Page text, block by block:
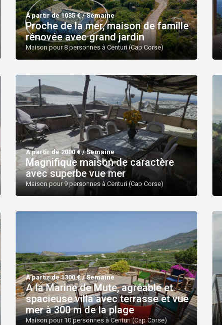
À partir de 1035 € / Semaine
Proche de la mer, maison de famille
rénovée avec grand jardin
Maison pour 8 personnes à Centuri (Cap Corse)
À partir de 2000 € / Semaine
Magnifique maison de caractère
avec superbe vue mer
Maison pour 9 personnes à Centuri (Cap Corse)
À partir de 1300 € / Semaine
A la Marine de Mute, agréable et
spacieuse villa avec terrasse et vue
mer à 300 m de la plage
Maison pour 10 personnes à Centuri (Cap Corse)